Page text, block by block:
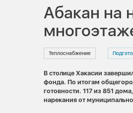
Абакан на
Теплоснабжение
В столице Хакасии
фонда. По итогам
готовности. 117 из 851
нарекания от